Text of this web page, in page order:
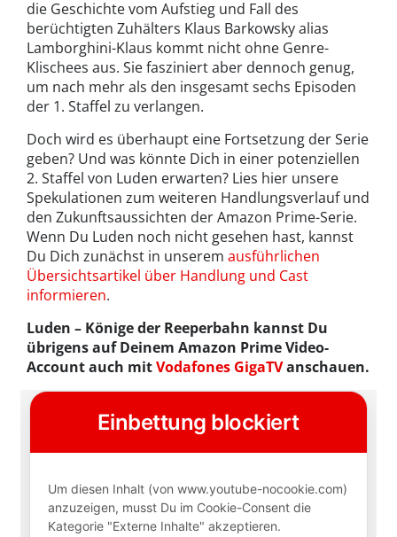
die Geschichte vom Aufstieg und Fall des
berüchtigten Zuhälters Klaus Barkowsky alias
Lamborghini-Klaus kommt nicht ohne Genre-
Klischees aus. Sie fasziniert aber dennoch genug,
um nach mehr als den insgesamt sechs Episoden
der 1. Staffel zu verlangen.
Doch wird es überhaupt eine Fortsetzung der Serie
geben? Und was könnte Dich in einer potenziellen
2. Staffel von Luden erwarten? Lies hier unsere
Spekulationen zum weiteren Handlungsverlauf und
den Zukunftsaussichten der Amazon Prime-Serie.
Wenn Du Luden noch nicht gesehen hast, kannst
Du Dich zunächst in unserem ausführlichen
Übersichtsartikel über Handlung und Cast
informieren.
Luden – Könige der Reeperbahn kannst Du
übrigens auf Deinem Amazon Prime Video-
Account auch mitVodafones GigaTVanschauen.